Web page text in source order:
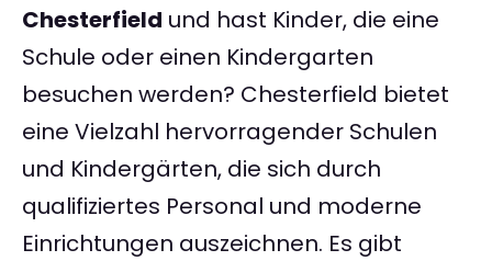
Chesterfield und hast Kinder, die eine
Schule oder einen Kindergarten
besuchen werden? Chesterfield bietet
eine Vielzahl hervorragender Schulen
und Kindergärten, die sich durch
qualifiziertes Personal und moderne
Einrichtungen auszeichnen. Es gibt